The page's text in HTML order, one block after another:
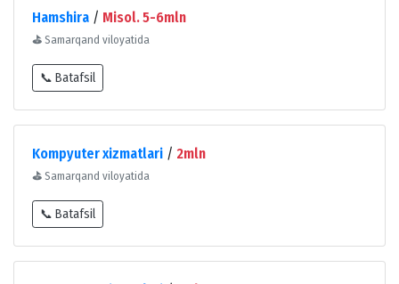
Hamshira / Misol. 5-6mln
⛳ Samarqand viloyatida
📞 Batafsil
Kompyuter xizmatlari / 2mln
⛳ Samarqand viloyatida
📞 Batafsil